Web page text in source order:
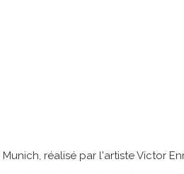
réalisé par l'artiste Víctor